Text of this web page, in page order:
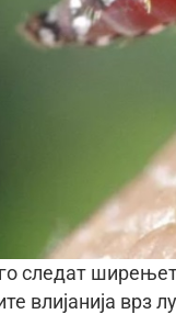
следат
влијанија врз